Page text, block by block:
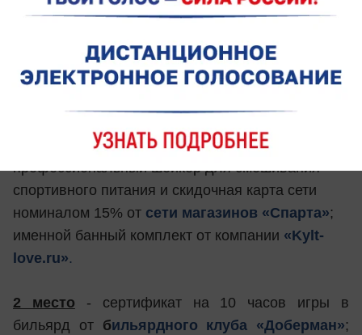
Призы:
- сертификат на 15 часов игры в
бильярд от бильярдного клуба «Доберман»
фирменная футболка для тренировок,
профессиональный шейкер для смешивания
спортивного питания и скидочная карта сети
номиналом 15% от сети магазинов «Спарта»;
именной банный комплект от компании «Kylt-
love.ru».
2 место - сертификат на 10 часов игры в
бильярд от бильярдного клуба «Доберман»;